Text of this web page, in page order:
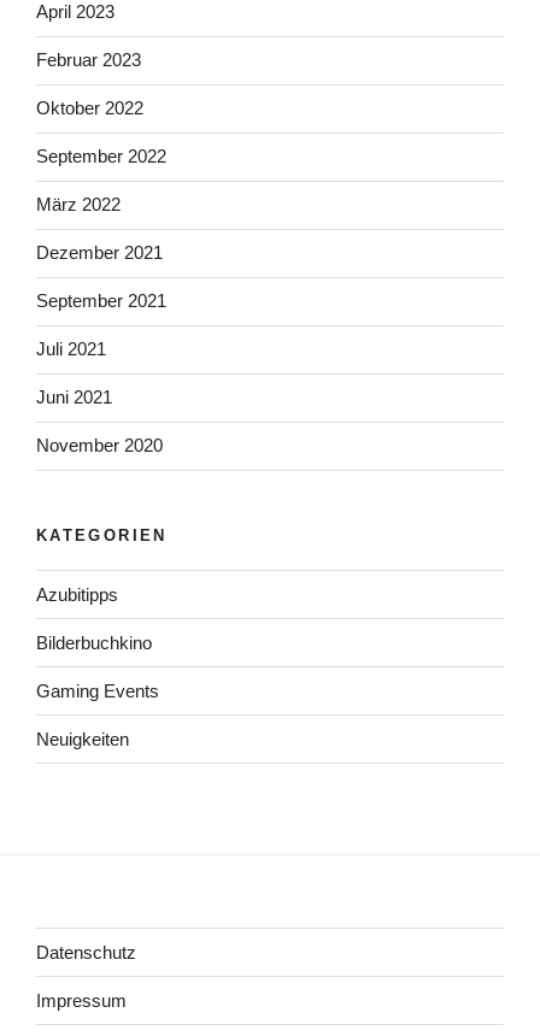
April 2023
Februar 2023
Oktober 2022
September 2022
März 2022
Dezember 2021
September 2021
Juli 2021
Juni 2021
November 2020
KATEGORIEN
Azubitipps
Bilderbuchkino
Gaming Events
Neuigkeiten
Datenschutz
Impressum